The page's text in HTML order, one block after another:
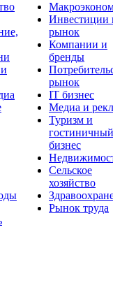
Инвестиции
рынок
Компании и
бренды
рынок
IT бизнес
Медиа и
Туризм и
гостиничный
бизнес
Сельское
хозяйство
Рынок труда